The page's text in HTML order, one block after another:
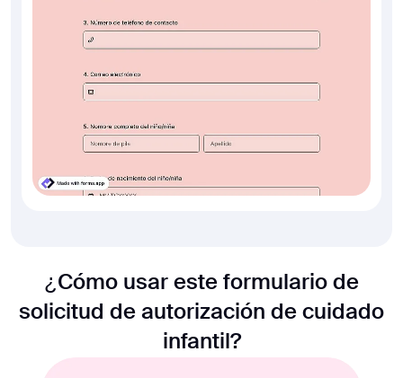
¿Cómo usar este formulario de
solicitud de autorización de cuidado
infantil?